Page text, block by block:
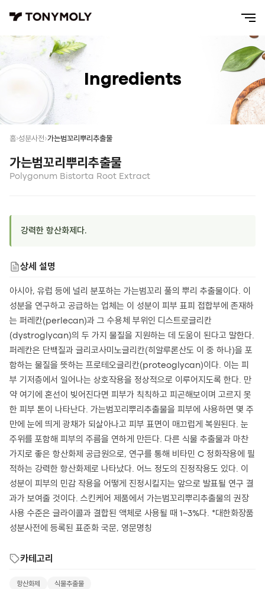
Ingredients
홈 성분사전 가는범꼬리뿌리추출물
가는범꼬리뿌리추출물
Polygonum Bistorta Root Extract
강력한 항산화제다.
상세 설명
아시아, 유럽 등에 널리 분포하는 가는범꼬리 풀의 뿌리 추출물이다. 이
성분을 연구하고 공급하는 업체는 이 성분이 피부 표피 접합부에 존재하
는 퍼레칸(perlecan)과 그 수용체 부위인 디스트로글리칸
(dystroglycan)의 두 가지 물질을 지원하는 데 도움이 된다고 말한다.
퍼레칸은 단백질과 글리코사미노글리칸(히알루론산도 이 중 하나)을 포
함하는 물질을 뜻하는 프로테오글리칸(proteoglycan)이다. 이는 피
부 기저층에서 일어나는 상호작용을 정상적으로 이루어지도록 한다. 만
약 여기에 혼선이 빚어진다면 피부가 칙칙하고 피곤해보이며 고르지 못
한 피부 톤이 나타난다. 가는범꼬리뿌리추출물을 피부에 사용하면 몇 주
만에 눈에 띄게 광채가 되살아나고 피부 표면이 매끄럽게 복원된다. 눈
주위를 포함해 피부의 주름을 연하게 만든다. 다른 식물 추출물과 마찬
가지로 좋은 항산화제 공급원으로, 연구를 통해 비타민 C 정화작용에 필
적하는 강력한 항산화제로 나타났다. 어느 정도의 진정작용도 있다. 이
성분이 피부의 민감 작용을 어떻게 진정시킬지는 앞으로 발표될 연구 결
과가 보여줄 것이다. 스킨케어 제품에서 가는범꼬리뿌리추출물의 권장
사용 수준은 글라이콜과 결합된 액체로 사용될 때 1~3%다. *대한화장품
성분사전에 등록된 표준화 국문, 영문명칭
카테고리
항산화제 식물추출물